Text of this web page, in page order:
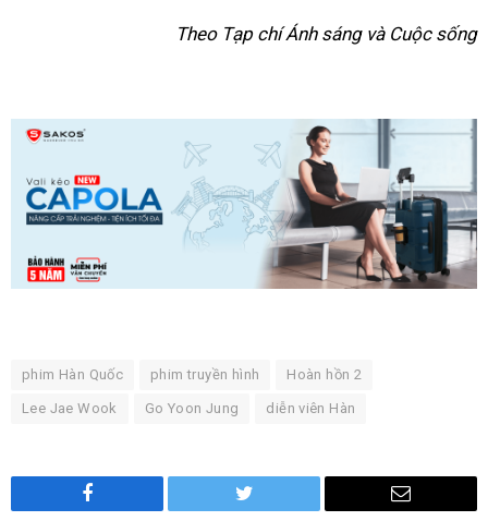
Theo Tạp chí Ánh sáng và Cuộc sống
phim Hàn Quốc phim truyền hình Hoàn hồn 2
Lee Jae Wook Go Yoon Jung diễn viên Hàn
Facebook Twitter Email